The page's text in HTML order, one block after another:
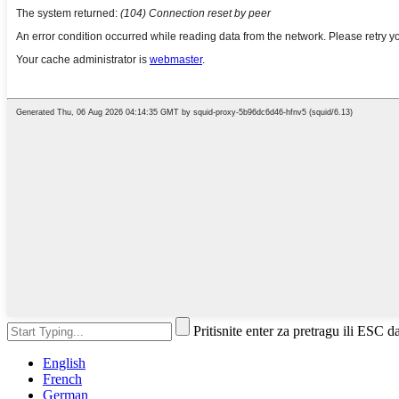
Pritisnite enter za pretragu ili ESC
English
French
German